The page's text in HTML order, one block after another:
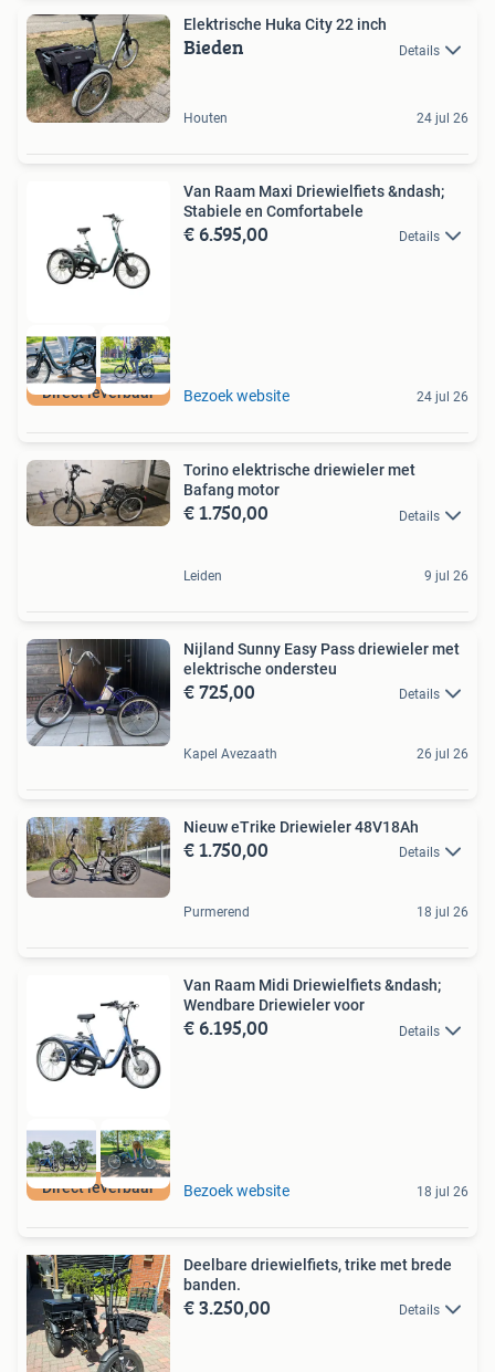
Elektrische Huka City 22 inch
Bieden Details
Houten 24 jul 26
Direct leverbaar
Van Raam Maxi Driewielfiets &ndash;
Stabiele en Comfortabele
€ 6.595,00 Details
Bezoek website 24 jul 26
Torino elektrische driewieler met
Bafang motor
€ 1.750,00 Details
Leiden 9 jul 26
Nijland Sunny Easy Pass driewieler met
elektrische ondersteu
€ 725,00 Details
Kapel Avezaath 26 jul 26
Nieuw eTrike Driewieler 48V18Ah
€ 1.750,00 Details
Purmerend 18 jul 26
Direct leverbaar
Van Raam Midi Driewielfiets &ndash;
Wendbare Driewieler voor
€ 6.195,00 Details
Bezoek website 18 jul 26
Deelbare driewielfiets, trike met brede
banden.
€ 3.250,00 Details